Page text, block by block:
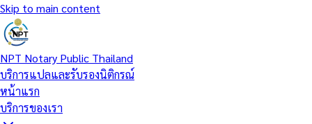
Skip to main content
NPT Notary Public Thailand
บริการแปลและรับรองนิติกรณ์
หน้าแรก
บริการของเรา